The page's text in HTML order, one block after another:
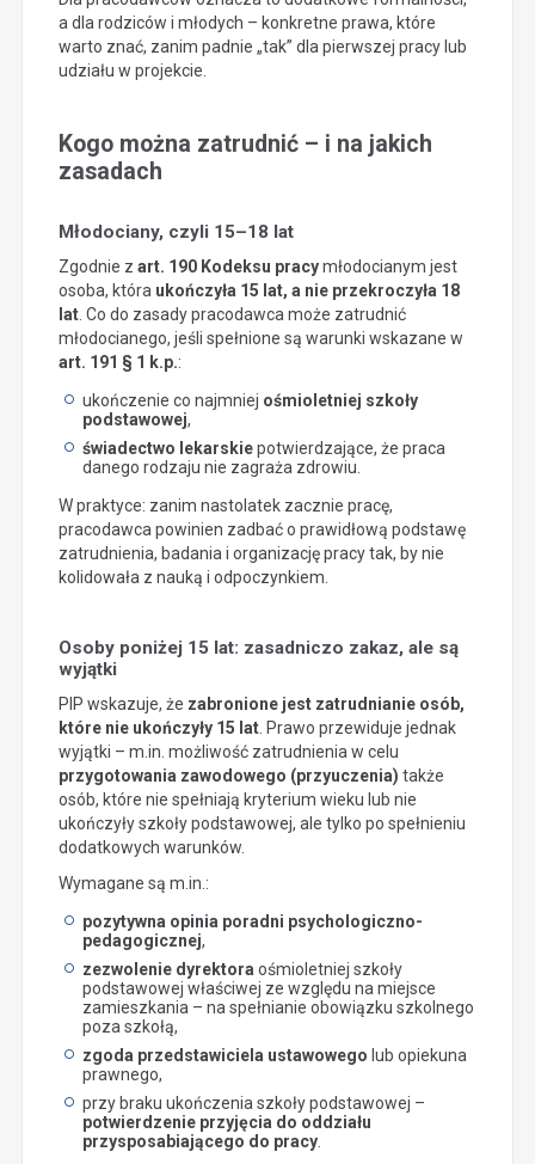
a dla rodziców i młodych – konkretne prawa, które
warto znać, zanim padnie „tak” dla pierwszej pracy lub
udziału w projekcie.
Kogo można zatrudnić – i na jakich
zasadach
Młodociany, czyli 15–18 lat
Zgodnie z art. 190 Kodeksu pracymłodocianym jest
osoba, która ukończyła 15 lat, a nie przekroczyła 18
lat. Co do zasady pracodawca może zatrudnić
młodocianego, jeśli spełnione są warunki wskazane w
art. 191 § 1 k.p.:
ukończenie co najmniej ośmioletniej szkoły
podstawowej,
świadectwo lekarskiepotwierdzające, że praca
danego rodzaju nie zagraża zdrowiu.
W praktyce: zanim nastolatek zacznie pracę,
pracodawca powinien zadbać o prawidłową podstawę
zatrudnienia, badania i organizację pracy tak, by nie
kolidowała z nauką i odpoczynkiem.
Osoby poniżej 15 lat: zasadniczo zakaz, ale są
wyjątki
PIP wskazuje, że zabronione jest zatrudnianie osób,
które nie ukończyły 15 lat. Prawo przewiduje jednak
wyjątki – m.in. możliwość zatrudnienia w celu
przygotowania zawodowego (przyuczenia) także
osób, które nie spełniają kryterium wieku lub nie
ukończyły szkoły podstawowej, ale tylko po spełnieniu
dodatkowych warunków.
Wymagane są m.in.:
pozytywna opinia poradni psychologiczno-
pedagogicznej,
zezwolenie dyrektora ośmioletniej szkoły
podstawowej właściwej ze względu na miejsce
zamieszkania – na spełnianie obowiązku szkolnego
poza szkołą,
zgoda przedstawiciela ustawowego lub opiekuna
prawnego,
przy braku ukończenia szkoły podstawowej –
potwierdzenie przyjęcia do oddziału
przysposabiającego do pracy.